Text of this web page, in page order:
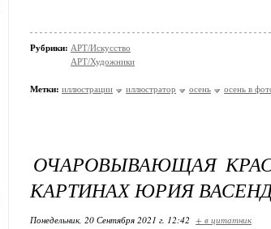
Рубрики: АРТ/Искусство
АРТ/Художники
Метки: иллюстрации иллюстратор осень осень в
ОЧАРОВЫВАЮЩАЯ
КАРТИНАХ ЮРИЯ
Понедельник, 20 Сентября 2021 г. 12:42 + в цитатник